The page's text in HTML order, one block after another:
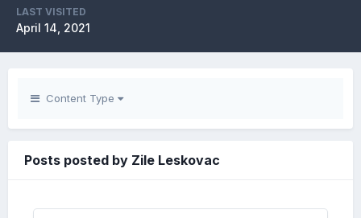
LAST VISITED
April 14, 2021
Content Type
Posts posted by Zile Leskovac